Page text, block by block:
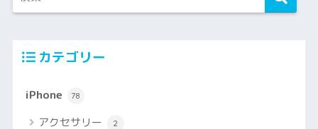
カテゴリー
iPhone 78
アクセサリー 2